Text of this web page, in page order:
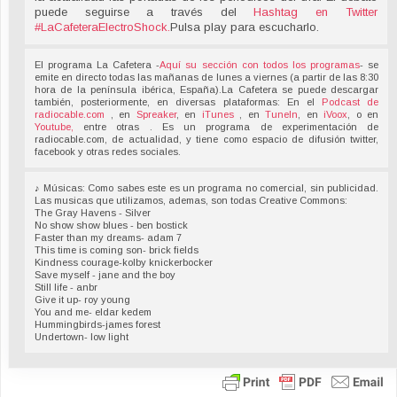
puede seguirse a través delHashtag en Twitter
#LaCafeteraElectroShock.Pulsa play para escucharlo.
El programa La Cafetera -Aquí su sección con todos los programas- se
emite en directo todas las mañanas de lunes a viernes (a partir de las 8:30
hora de la península ibérica, España).La Cafetera se puede descargar
también, posteriormente, en diversas plataformas: En el Podcast de
radiocable.com
, en Spreaker, en iTunes , enTuneIn , en iVoox , o en
Youtube,
entre otras . Es un programa de experimentación de
radiocable.com, de actualidad, y tiene como espacio de difusión twitter,
facebook y otras redes sociales.
♪ Músicas: Como sabes este es un programa no comercial, sin publicidad.
Las musicas que utilizamos, ademas, son todas Creative Commons:
The Gray Havens - Silver
No show show blues - ben bostick
Faster than my dreams- adam 7
This time is coming son- brick fields
Kindness courage-kolby knickerbocker
Save myself - jane and the boy
Still life - anbr
Give it up- roy young
You and me- eldar kedem
Hummingbirds-james forest
Undertown- low light